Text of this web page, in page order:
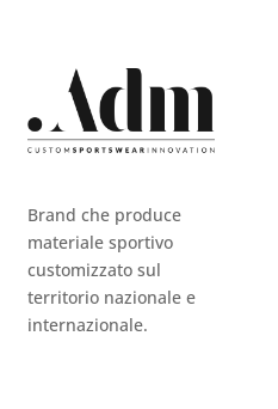
Brand che produce
materiale sportivo
customizzato sul
territorio nazionale e
internazionale.